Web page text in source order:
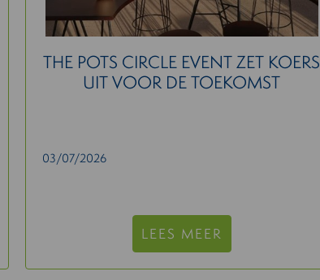
THE POTS CIRCLE EVENT ZET KOERS
UIT VOOR DE TOEKOMST
03/07/2026
LEES MEER